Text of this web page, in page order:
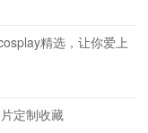
精选，让你爱上
定制收藏